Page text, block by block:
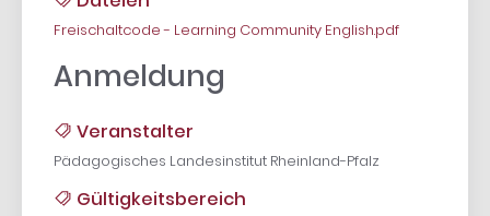
Freischaltcode - Learning Community English.pdf
Anmeldung
Veranstalter
Pädagogisches Landesinstitut Rheinland-Pfalz
Gültigkeitsbereich